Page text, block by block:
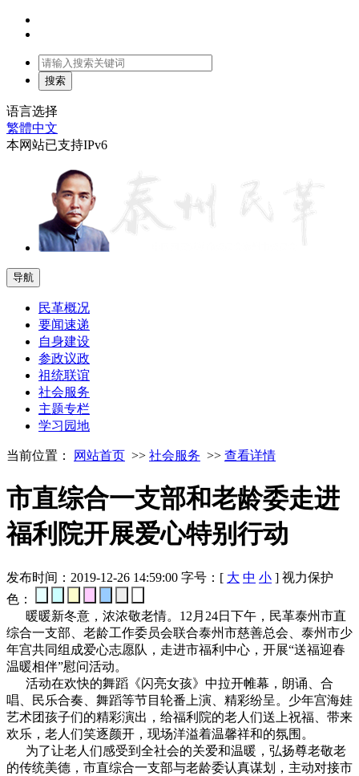
语言选择
繁體中文
本网站已支持IPv6
导航
民革概况
要闻速递
自身建设
参政议政
祖统联谊
社会服务
主题专栏
学习园地
当前位置： 网站首页 >> 社会服务 >> 查看详情
市直综合一支部和老龄委走进
福利院开展爱心特别行动
发布时间：2019-12-26 14:59:00 字号：[ 大 中 小 ] 视力保护
色：
暖暖新冬意，浓浓敬老情。12月24日下午，民革泰州市直
综合一支部、老龄工作委员会联合泰州市慈善总会、泰州市少
年宫共同组成爱心志愿队，走进市福利中心，开展“送福迎春
温暖相伴”慰问活动。
活动在欢快的舞蹈《闪亮女孩》中拉开帷幕，朗诵、合
唱、民乐合奏、舞蹈等节目轮番上演、精彩纷呈。少年宫海娃
艺术团孩子们的精彩演出，给福利院的老人们送上祝福、带来
欢乐，老人们笑逐颜开，现场洋溢着温馨祥和的氛围。
为了让老人们感受到全社会的关爱和温暖，弘扬尊老敬老
的传统美德，市直综合一支部与老龄委认真谋划，主动对接市